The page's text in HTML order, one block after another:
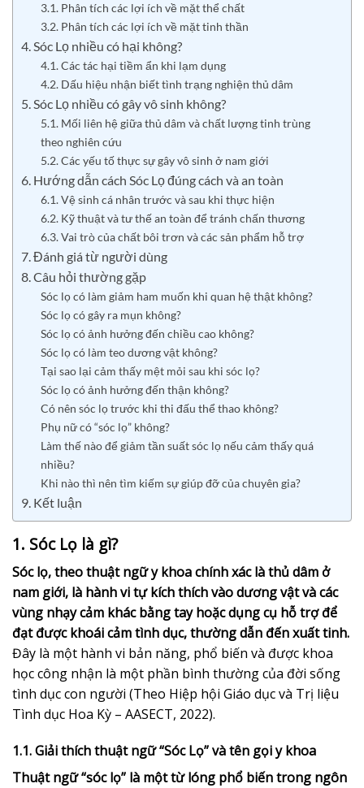
3.1. Phân tích các lợi ích về mặt thể chất
3.2. Phân tích các lợi ích về mặt tinh thần
4. Sóc Lọ nhiều có hại không?
4.1. Các tác hại tiềm ẩn khi lạm dụng
4.2. Dấu hiệu nhận biết tình trạng nghiện thủ dâm
5. Sóc Lọ nhiều có gây vô sinh không?
5.1. Mối liên hệ giữa thủ dâm và chất lượng tinh trùng
theo nghiên cứu
5.2. Các yếu tố thực sự gây vô sinh ở nam giới
6. Hướng dẫn cách Sóc Lọ đúng cách và an toàn
6.1. Vệ sinh cá nhân trước và sau khi thực hiện
6.2. Kỹ thuật và tư thế an toàn để tránh chấn thương
6.3. Vai trò của chất bôi trơn và các sản phẩm hỗ trợ
7. Đánh giá từ người dùng
8. Câu hỏi thường gặp
Sóc lọ có làm giảm ham muốn khi quan hệ thật không?
Sóc lọ có gây ra mụn không?
Sóc lọ có ảnh hưởng đến chiều cao không?
Sóc lọ có làm teo dương vật không?
Tại sao lại cảm thấy mệt mỏi sau khi sóc lọ?
Sóc lọ có ảnh hưởng đến thận không?
Có nên sóc lọ trước khi thi đấu thể thao không?
Phụ nữ có “sóc lọ” không?
Làm thế nào để giảm tần suất sóc lọ nếu cảm thấy quá
nhiều?
Khi nào thì nên tìm kiếm sự giúp đỡ của chuyên gia?
9. Kết luận
1. Sóc Lọ là gì?
Sóc lọ, theo thuật ngữ y khoa chính xác là thủ dâm ở
nam giới, là hành vi tự kích thích vào dương vật và các
vùng nhạy cảm khác bằng tay hoặc dụng cụ hỗ trợ để
đạt được khoái cảm tình dục, thường dẫn đến xuất tinh.
Đây là một hành vi bản năng, phổ biến và được khoa
học công nhận là một phần bình thường của đời sống
tình dục con người (Theo Hiệp hội Giáo dục và Trị liệu
Tình dục Hoa Kỳ – AASECT, 2022).
1.1. Giải thích thuật ngữ “Sóc Lọ” và tên gọi y khoa
Thuật ngữ “sóc lọ” là một từ lóng phổ biến trong ngôn